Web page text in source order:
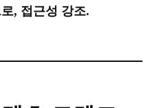
, 접근성 강조.